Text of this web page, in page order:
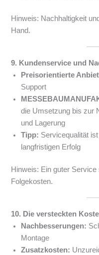
Hinweis: Nachhaltigkeit
Hand.
9. Kundenservice und
Preisorientierte
Support
die Umsetzung bis zur
und Lagerung
Tipp: Servicequalität
langfristigen Erfolg
Hinweis: Ein guter
Folgekosten.
10. Die versteckten
Nachbesserungen:
Montage
Zusatzkosten: